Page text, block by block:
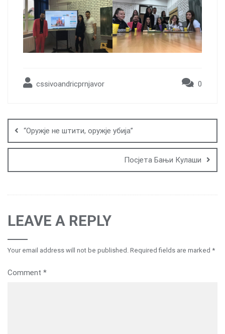
cssivoandricprnjavor 0
navigation
“Оружје не штити, оружје убија”
Посјета Бањи Кулаши
LEAVE A REPLY
Your email address will not be published. Required fields are marked *
Comment *